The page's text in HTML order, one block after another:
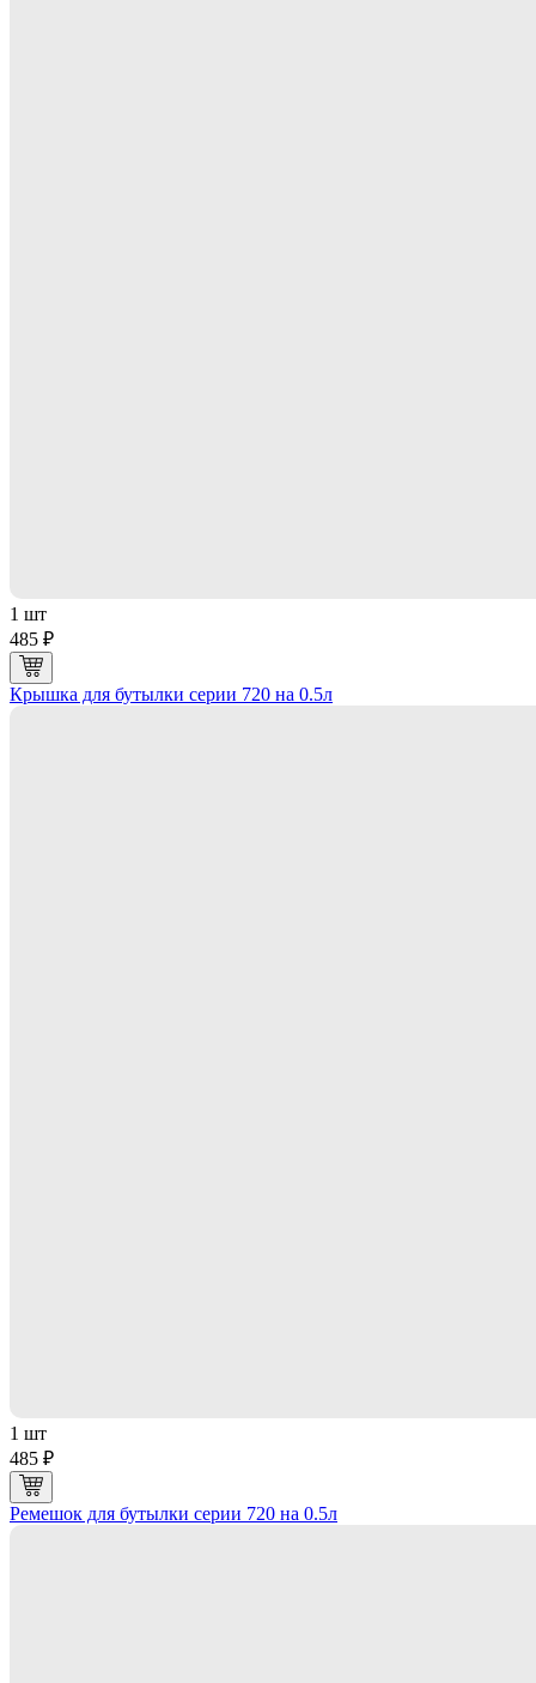
1 шт
485 ₽
Крышка для бутылки серии 720 на 0.5л
1 шт
485 ₽
Ремешок для бутылки серии 720 на 0.5л